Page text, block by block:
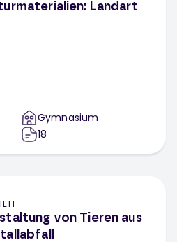
Landart
Gymnasium
18
von Tieren aus